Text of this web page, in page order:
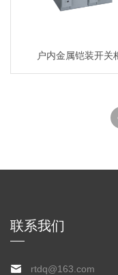
户内金属铠装开关
联系我们
rtdq@163.com